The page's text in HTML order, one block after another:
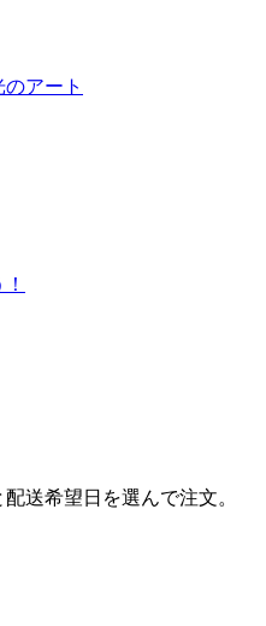
アート
送希望日を選んで注文。